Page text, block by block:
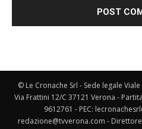
© Le Cronache Srl - Sede legale
Via Frattini 12/C 37121 Verona -
9612761 - PEC:
redazione@tvverona.com -